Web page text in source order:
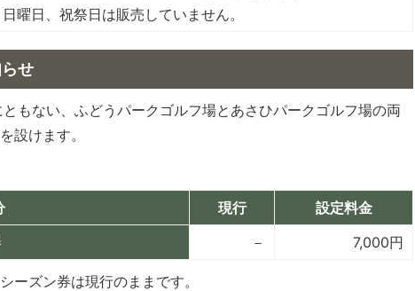
曜日、祝祭日は販売していません。
せ
もない、ふどうパークゴルフ場とあさひパークゴルフ場の両
設けます。
現行
設定料金
－ 7,000円
ーズン券は現行のままです。